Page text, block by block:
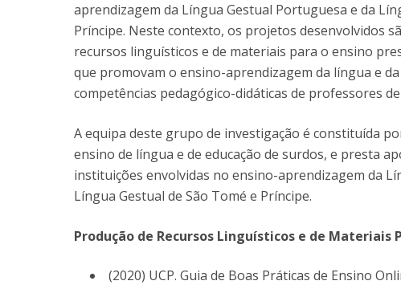
aprendizagem da Língua Gestual Portuguesa e da
Príncipe. Neste contexto, os projetos desenvolvidos
recursos linguísticos e de materiais para o ensino
que promovam o ensino-aprendizagem da língua e
competências pedagógico-didáticas de professores
A equipa deste grupo de investigação é constituída
ensino de língua e de educação de surdos, e presta
instituições envolvidas no ensino-aprendizagem da
Língua Gestual de São Tomé e Príncipe.
Produção de Recursos Linguísticos e de Materiais
(2020) UCP. Guia de Boas Práticas de Ensino